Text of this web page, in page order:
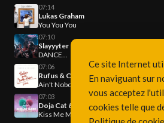
07:14
Lukas Graham
You You You
07:10
Slayyyter
DANCE...
07:06
Rufus & Chaka Khan
Ain't Nobody
07:03
Doja Cat & SZA
Kiss Me More
Ce site Internet
En naviguant sur
vous acceptez
cookies telle que